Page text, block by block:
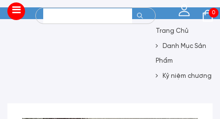
0
Trang Chủ
Danh Mục Sản
Phẩm
Kỷ niệm chương